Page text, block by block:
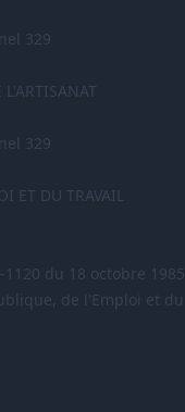
329
329
ET DU TRAVAIL
du 18 octobre 1985
de l'Emploi et du